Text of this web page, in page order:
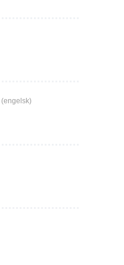
(engelsk)